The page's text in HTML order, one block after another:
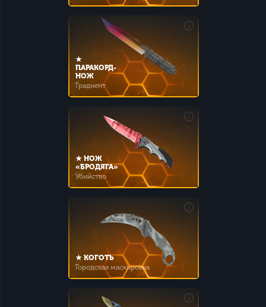
★
ПАРАКОРД-
НОЖ
Градиент
★ НОЖ
«БРОДЯГА»
Убийство
★ КОГОТЬ
Городская маскировка